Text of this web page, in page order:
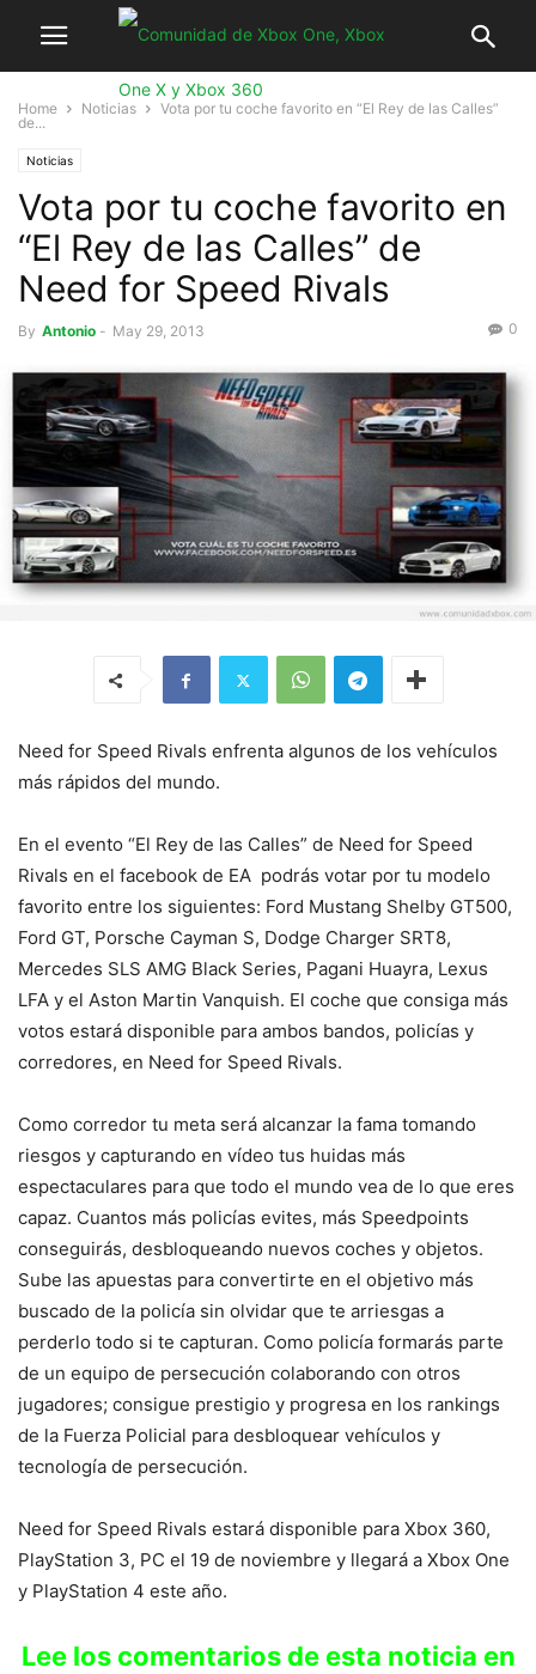
Home Noticias
Vota por tu coche favorito en “El Rey de las Calles”
de...
Noticias
Vota por tu coche favorito en
“El Rey de las Calles” de
Need for Speed Rivals
By Antonio - May 29, 2013 0
Need for Speed Rivals enfrenta algunos de los vehículos
más rápidos del mundo.
En el evento “El Rey de las Calles” de Need for Speed
Rivals en el facebook de EA podrás votar por tu modelo
favorito entre los siguientes: Ford Mustang Shelby GT500,
Ford GT, Porsche Cayman S, Dodge Charger SRT8,
Mercedes SLS AMG Black Series, Pagani Huayra, Lexus
LFA y el Aston Martin Vanquish. El coche que consiga más
votos estará disponible para ambos bandos, policías y
corredores, en Need for Speed Rivals.
Como corredor tu meta será alcanzar la fama tomando
riesgos y capturando en vídeo tus huidas más
espectaculares para que todo el mundo vea de lo que eres
capaz. Cuantos más policías evites, más Speedpoints
conseguirás, desbloqueando nuevos coches y objetos.
Sube las apuestas para convertirte en el objetivo más
buscado de la policía sin olvidar que te arriesgas a
perderlo todo si te capturan. Como policía formarás parte
de un equipo de persecución colaborando con otros
jugadores; consigue prestigio y progresa en los rankings
de la Fuerza Policial para desbloquear vehículos y
tecnología de persecución.
Need for Speed Rivals estará disponible para Xbox 360,
PlayStation 3, PC el 19 de noviembre y llegará a Xbox One
y PlayStation 4 este año.
Lee los comentarios de esta noticia en